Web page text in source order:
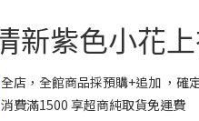
新紫色小花
全店，全館商品採預購+追加 ，確
消費滿1500 享超商純取貨免運費